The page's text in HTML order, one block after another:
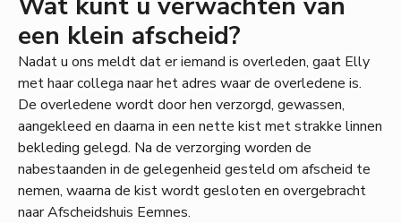
een klein afscheid?
Nadat u ons meldt dat er iemand is overleden, gaat Elly
met haar collega naar het adres waar de overledene is.
De overledene wordt door hen verzorgd, gewassen,
aangekleed en daarna in een nette kist met strakke linnen
bekleding gelegd. Na de verzorging worden de
nabestaanden in de gelegenheid gesteld om afscheid te
nemen, waarna de kist wordt gesloten en overgebracht
naar Afscheidshuis Eemnes.